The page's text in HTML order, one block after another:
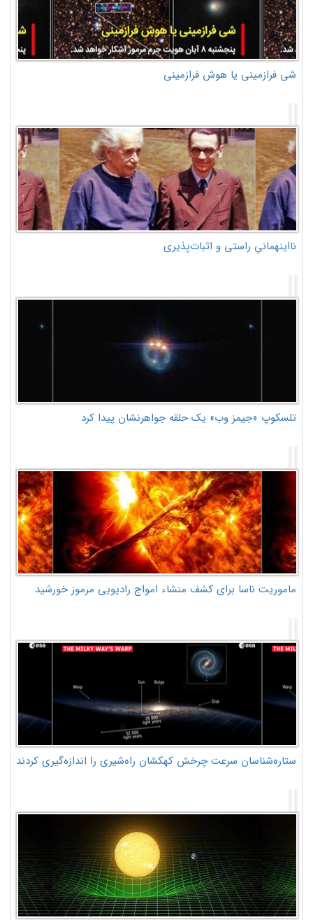
شی فرازمینی یا هوش فرازمینی
نااینهمانیِ راستی و اثبات‌پذیری
تلسکوپ «جیمز وب» یک حلقه جواهرنشان پیدا کرد
ماموریت ناسا برای کشف منشاء امواج رادیویی مرموز خورشید
ستاره‌شناسان سرعت چرخش کهکشان راه‌شیری را اندازه‌گیری کردند